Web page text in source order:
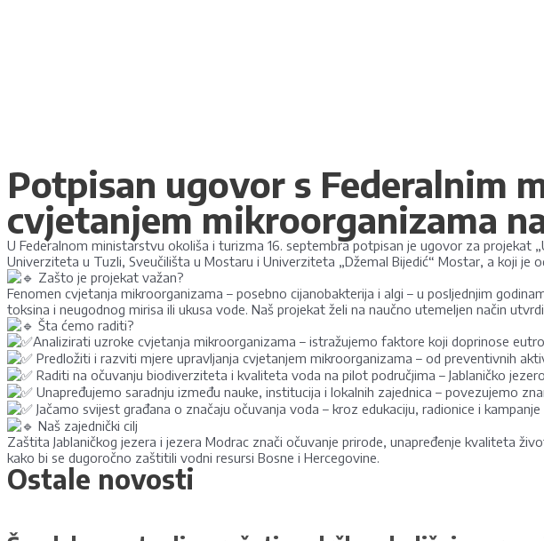
Potpisan ugovor s Federalnim
cvjetanjem mikroorganizama
U Federalnom ministarstvu okoliša i turizma 16. septembra potpisan je ugovor za projekat
Univerziteta u Tuzli, Sveučilišta u Mostaru i Univerziteta „Džemal Bijedić“ Mostar, a koji
Zašto je projekat važan?
Fenomen cvjetanja mikroorganizama – posebno cijanobakterija i algi – u posljednjim
toksina i neugodnog mirisa ili ukusa vode. Naš projekat želi na naučno utemeljen način
Šta ćemo raditi?
Analizirati uzroke cvjetanja mikroorganizama – istražujemo faktore koji doprinose
Predložiti i razviti mjere upravljanja cvjetanjem mikroorganizama – od preventivnih
Raditi na očuvanju biodiverziteta i kvaliteta voda na pilot područjima – Jablaničko
Unapređujemo saradnju između nauke, institucija i lokalnih zajednica – povezujemo
Jačamo svijest građana o značaju očuvanja voda – kroz edukaciju, radionice i
Naš zajednički cilj
Zaštita Jablaničkog jezera i jezera Modrac znači očuvanje prirode, unapređenje kvaliteta
kako bi se dugoročno zaštitili vodni resursi Bosne i Hercegovine.
Ostale novosti